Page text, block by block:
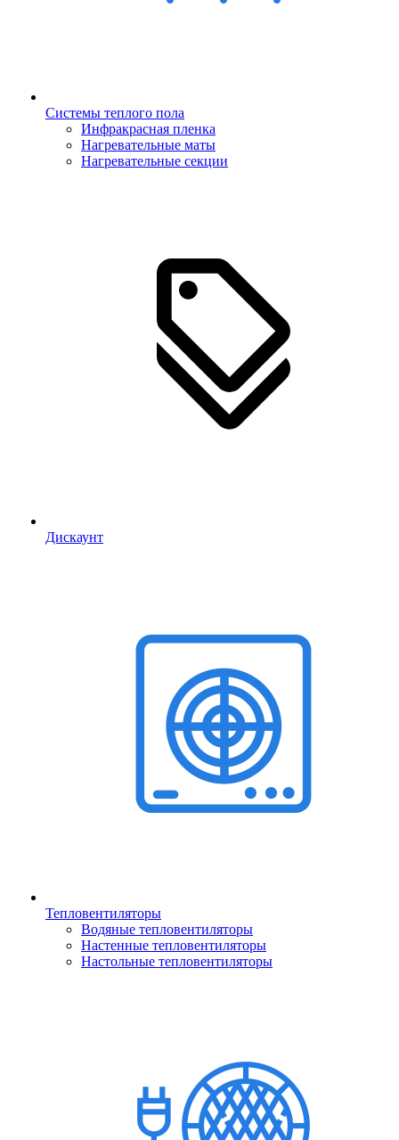
Системы теплого пола
Инфракрасная пленка
Нагревательные маты
Нагревательные секции
Дискаунт
Тепловентиляторы
Водяные тепловентиляторы
Настенные тепловентиляторы
Настольные тепловентиляторы